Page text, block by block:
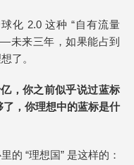
化 2.0 这种 “自有流量
未来三年，如果能占到
了。
，你之前似乎说过蓝标
，你理想中的蓝标是什
的 “理想国” 是这样的：